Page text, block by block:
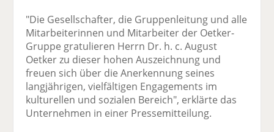
"Die Gesellschafter, die Gruppenleitung und alle
Mitarbeiterinnen und Mitarbeiter der Oetker-
Gruppe gratulieren Herrn Dr. h. c. August
Oetker zu dieser hohen Auszeichnung und
freuen sich über die Anerkennung seines
langjährigen, vielfältigen Engagements im
kulturellen und sozialen Bereich", erklärte das
Unternehmen in einer Pressemitteilung.